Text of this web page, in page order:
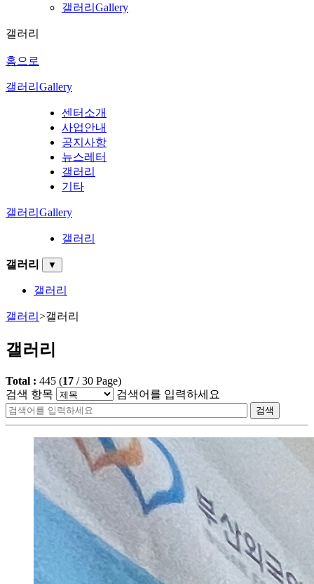
갤러리 Gallery
갤러리
홈으로
갤러리 Gallery
센터소개
사업안내
공지사항
뉴스레터
갤러리
기타
갤러리 Gallery
갤러리
갤러리 ▼
갤러리
갤러리 >갤러리
갤러리
Total : 445 (17 /30 Page)
검색 항목
검색어를 입력하세요
검색